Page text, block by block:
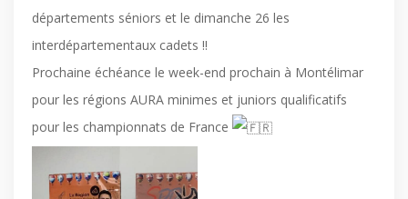
départements séniors et le dimanche 26 les
interdépartementaux cadets !!
Prochaine échéance le week-end prochain à Montélimar
pour les régions AURA minimes et juniors qualificatifs
pour les championnats de France